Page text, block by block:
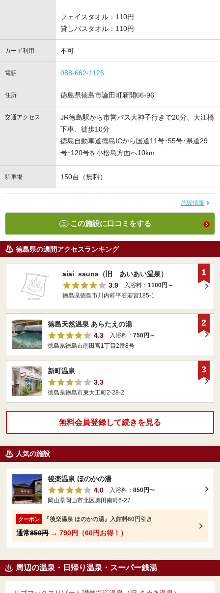
フェイスタオル：110円
貸しバスタオル：110円
カード利用 不可
電話 088-662-1126
住所 徳島県徳島市論田町新開66-96
交通アクセス
JR徳島駅から市営バス大神子行きで20分、大江橋
下車、徒歩10分
徳島自動車道徳島ICから国道11号･55号･県道29
号･120号を小松島方面へ10km
駐車場 150台（無料）
施設情報
この施設に口コミをする
徳島県の週間アクセスランキング
aiai_sauna（旧 あいあい温泉）
3.9
入浴料： 1100円～
徳島県徳島市川内町平石若宮185-1
1
徳島天然温泉 あらたえの湯
4.3
入浴料： 750円～
徳島県徳島市南田宮1丁目2番8号
2
新町温泉
3.3
徳島県徳島市東大工町2-28-2
3
無料会員登録して続きを見る
人気の施設
後楽温泉 ほのかの湯
4.0
入浴料： 850円〜
岡山県岡山市北区奥田南町6-27
クーポン 『後楽温泉 ほのかの湯』入館料60円引き
通常850円 → 790円（60円お得！）
周辺の温泉・日帰り温泉・スーパー銭湯